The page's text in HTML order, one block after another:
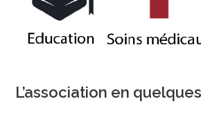
L’association en